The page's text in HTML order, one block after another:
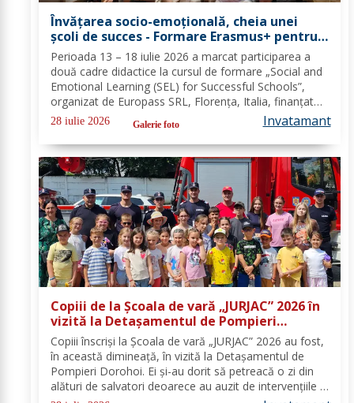
Învățarea socio-emoțională, cheia unei
școli de succes - Formare Erasmus+ pentru
două cadre didactice de la Școala
Gimnazială „Spiru Haret” Dorohoi - FOTO
Perioada 13 – 18 iulie 2026 a marcat participarea a
două cadre didactice la cursul de formare „Social and
Emotional Learning (SEL) for Successful Schools”,
organizat de Europass SRL, Florența, Italia, finanțat
prin programul de Acreditare Erasmus +, domeniul
educație școlară număr de referință...
28 iulie 2026 Galerie foto Invatamant
Copiii de la Școala de vară „JURJAC” 2026 în
vizită la Detașamentul de Pompieri
Dorohoi - FOTO
Copiii înscriși la Școala de vară „JURJAC” 2026 au fost,
în această dimineață, în vizită la Detașamentul de
Pompieri Dorohoi. Ei și-au dorit să petreacă o zi din
alături de salvatori deoarece au auzit de intervențiile la